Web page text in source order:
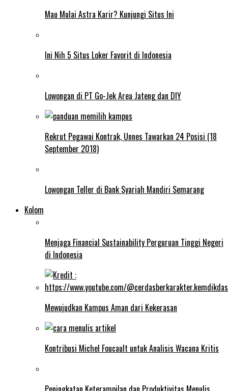
Mau Mulai Astra Karir? Kunjungi Situs Ini
Ini Nih 5 Situs Loker Favorit di Indonesia
Lowongan di PT Go-Jek Area Jateng dan DIY
Rekrut Pegawai Kontrak, Unnes Tawarkan 24 Posisi (18
September 2018)
Lowongan Teller di Bank Syariah Mandiri Semarang
Kolom
Menjaga Financial Sustainability Perguruan Tinggi Negeri
di Indonesia
Mewujudkan Kampus Aman dari Kekerasan
Kontribusi Michel Foucault untuk Analisis Wacana Kritis